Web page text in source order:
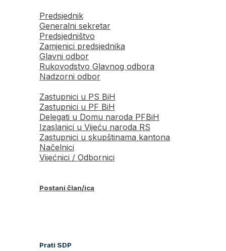
Predsjednik
Generalni sekretar
Predsjedništvo
Zamjenici predsjednika
Glavni odbor
Rukovodstvo Glavnog odbora
Nadzorni odbor
Zastupnici u PS BiH
Zastupnici u PF BiH
Delegati u Domu naroda PFBiH
Izaslanici u Vijeću naroda RS
Zastupnici u skupštinama kantona
Načelnici
Vijećnici / Odbornici
Postani član/ica
Prati SDP